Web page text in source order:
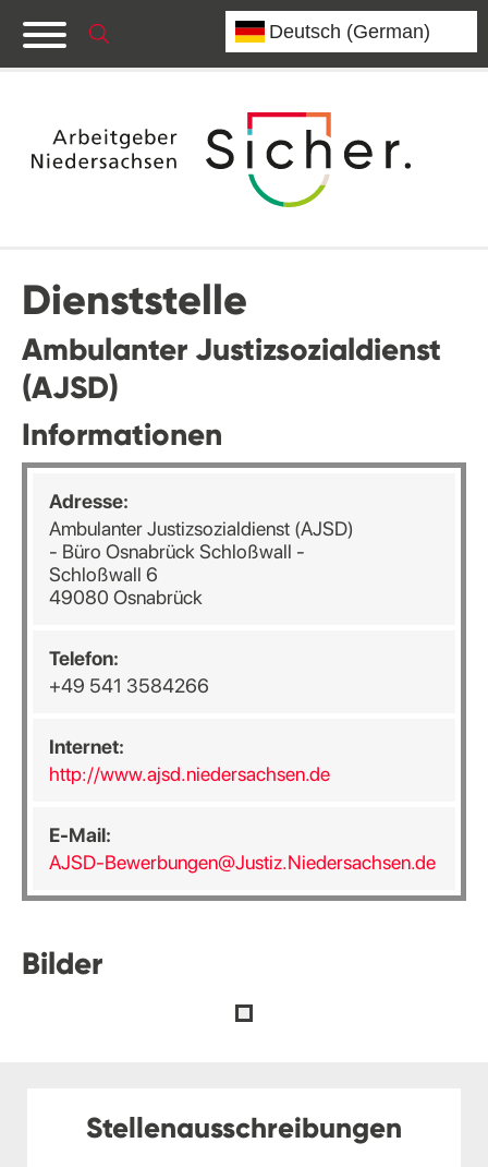
Dienststelle
Ambulanter Justizsozialdienst
(AJSD)
Informationen
Adresse:
Ambulanter Justizsozialdienst (AJSD)
- Büro Osnabrück Schloßwall -
Schloßwall 6
49080 Osnabrück
Telefon:
+49 541 3584266
Internet:
http://www.ajsd.niedersachsen.de
E-Mail:
AJSD-Bewerbungen@Justiz.Niedersachsen.de
Bilder
Stellenausschreibungen